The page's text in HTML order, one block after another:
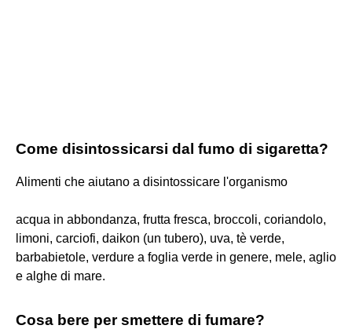
Come disintossicarsi dal fumo di sigaretta?
Alimenti che aiutano a disintossicare l'organismo
acqua in abbondanza, frutta fresca, broccoli, coriandolo,
limoni, carciofi, daikon (un tubero), uva, tè verde,
barbabietole, verdure a foglia verde in genere, mele, aglio
e alghe di mare.
Cosa bere per smettere di fumare?